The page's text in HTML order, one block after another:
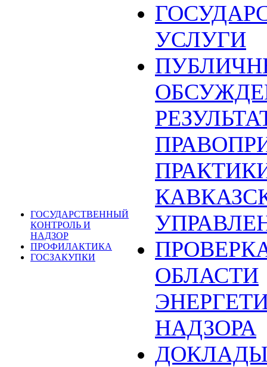
ГОСУДАРСТВЕННЫЙ
КОНТРОЛЬ И
НАДЗОР
ПРОФИЛАКТИКА
ГОСЗАКУПКИ
УСЛУГИ
ОБЛАСТИ
НАДЗОРА